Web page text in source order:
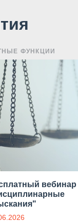
ФУНКЦИИ
вебинар